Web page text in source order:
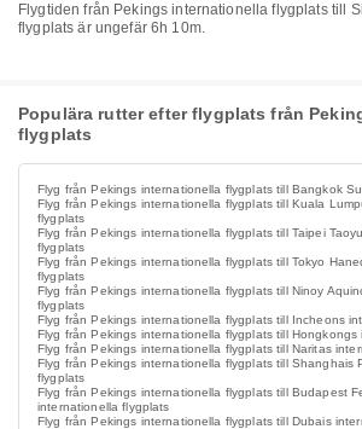
Flygtiden från Pekings internationella flygplats till Singapore Changi
flygplats är ungefär 6h 10m.
Populära rutter efter flygplats från
flygplats
Flyg från Pekings internationella flygplats till Bangkok
Flyg från Pekings internationella flygplats till Kuala
flygplats
Flyg från Pekings internationella flygplats till Taipei
flygplats
Flyg från Pekings internationella flygplats till Tokyo
flygplats
Flyg från Pekings internationella flygplats till Ninoy
flygplats
Flyg från Pekings internationella flygplats till Incheons
Flyg från Pekings internationella flygplats till
Flyg från Pekings internationella flygplats till Naritas
Flyg från Pekings internationella flygplats till Shanghais
flygplats
Flyg från Pekings internationella flygplats till Budapest
internationella flygplats
Flyg från Pekings internationella flygplats till Dubais